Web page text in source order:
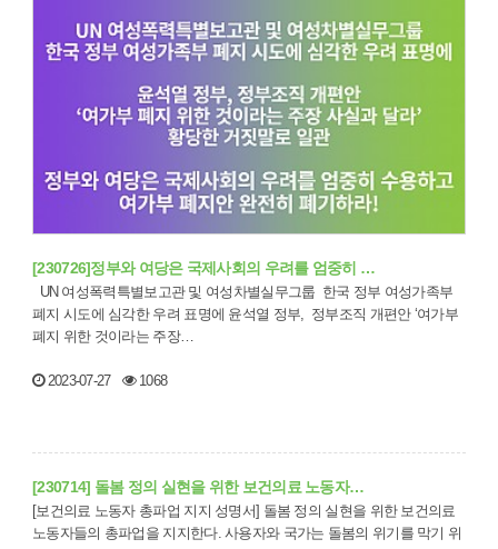
[230726]정부와 여당은 국제사회의 우려를 엄중히 …
폐지 시도에 심각한 우려 표명에 윤석열 정부, 정부조직 개편안 ‘여가부
폐지 위한 것이라는 주장…
2023-07-27 1068
[230714] 돌봄 정의 실현을 위한 보건의료 노동자…
[보건의료 노동자 총파업 지지 성명서] 돌봄 정의 실현을 위한 보건의료
노동자들의 총파업을 지지한다. 사용자와 국가는 돌봄의 위기를 막기 위